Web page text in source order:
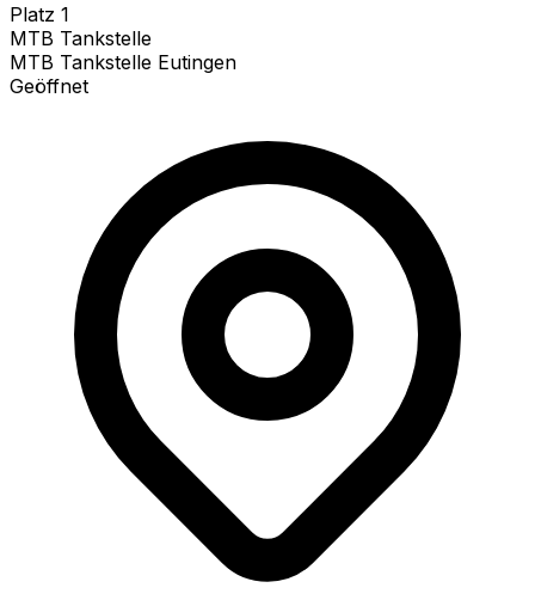
Platz 1
MTB Tankstelle
MTB Tankstelle Eutingen
Geöffnet